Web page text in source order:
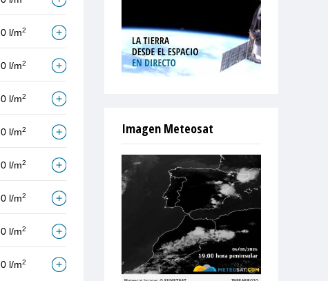
0 l/m2
0 l/m2
0 l/m2
0 l/m2
0 l/m2
0 l/m2
0 l/m2
0 l/m2
Imagen Meteosat